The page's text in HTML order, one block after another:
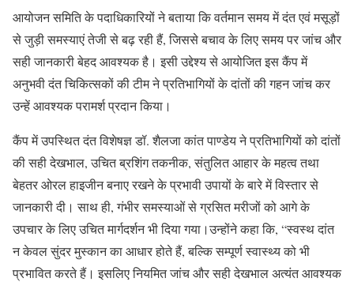
आयोजन समिति के पदाधिकारियों ने बताया कि वर्तमान समय में दंत एवं मसूड़ों
से जुड़ी समस्याएं तेजी से बढ़ रही हैं, जिससे बचाव के लिए समय पर जांच और
सही जानकारी बेहद आवश्यक है। इसी उद्देश्य से आयोजित इस कैंप में
अनुभवी दंत चिकित्सकों की टीम ने प्रतिभागियों के दांतों की गहन जांच कर
उन्हें आवश्यक परामर्श प्रदान किया।
कैंप में उपस्थित दंत विशेषज्ञ डॉ. शैलजा कांत पाण्डेय ने प्रतिभागियों को दांतों
की सही देखभाल, उचित ब्रशिंग तकनीक, संतुलित आहार के महत्व तथा
बेहतर ओरल हाइजीन बनाए रखने के प्रभावी उपायों के बारे में विस्तार से
जानकारी दी। साथ ही, गंभीर समस्याओं से ग्रसित मरीजों को आगे के
उपचार के लिए उचित मार्गदर्शन भी दिया गया।उन्होंने कहा कि, “स्वस्थ दांत
न केवल सुंदर मुस्कान का आधार होते हैं, बल्कि सम्पूर्ण स्वास्थ्य को भी
प्रभावित करते हैं। इसलिए नियमित जांच और सही देखभाल अत्यंत आवश्यक